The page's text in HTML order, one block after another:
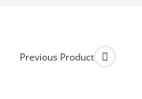
Previous Product